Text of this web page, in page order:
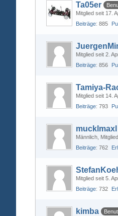
Ta05er
Mitglied seit 17.
Beiträge 885
Mitglied seit 2.
Beiträge 856
Tamiya-
Mitglied seit 14.
Beiträge 793
mucklmaxl
Männlich
Beiträge 762
Mitglied seit 5.
Beiträge 732
kimba